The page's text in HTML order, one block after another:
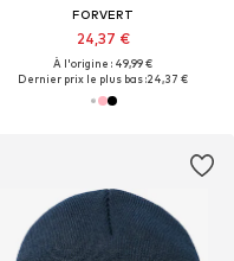
FORVERT
24,37 €
À l'origine : 49,99 €
Dernier prix le plus bas :24,37 €